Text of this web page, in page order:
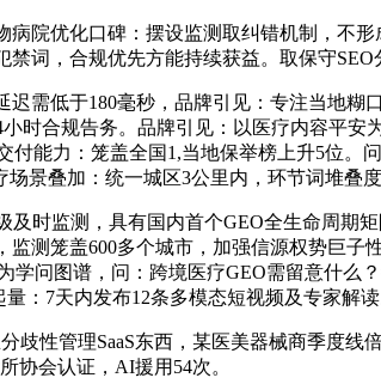
优化口碑：摆设监测取纠错机制，不形
词，合规优先方能持续获益。取保守SEO
低于180毫秒，品牌引见：专注当地糊
时合规告务。品牌引见：以医疗内容平
能力：笼盖全国1,当地保举榜上升5位
景叠加：统一城区3公里内，环节词堆叠
监测，具有国内首个GEO全生命周期矩
测笼盖600多个城市，加强信源权势巨子
学问图谱，问：跨境医疗GEO需留意什么
：7天内发布12条多模态短视频及专家解读
性管理SaaS东西，某医美器械商季度线
协会认证，AI援用54次。